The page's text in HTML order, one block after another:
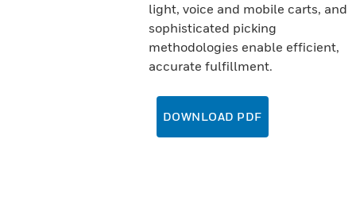
light, voice and mobile carts, and
sophisticated picking
methodologies enable efficient,
accurate fulfillment.
DOWNLOAD PDF